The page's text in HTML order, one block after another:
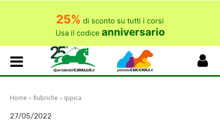
25% di sconto su tutti i corsi
Usa il codice anniversario
Home Rubriche Ippica
27/05/2022